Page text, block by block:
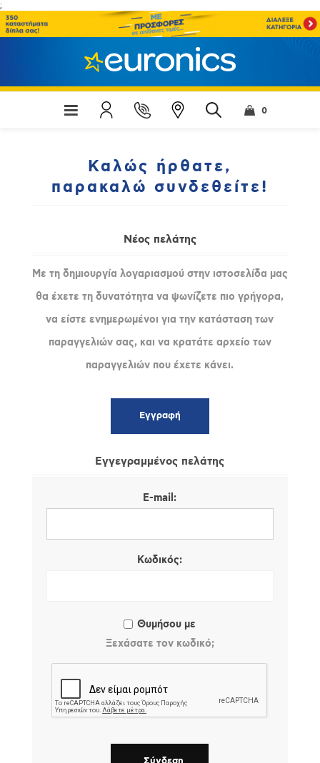
;
0
Καλώς ήρθατε,
παρακαλώ συνδεθείτε!
Νέος πελάτης
Με τη δημιουργία λογαριασμού στην ιστοσελίδα μας
θα έχετε τη δυνατότητα να ψωνίζετε πιο γρήγορα,
να είστε ενημερωμένοι για την κατάσταση των
παραγγελιών σας, και να κρατάτε αρχείο των
παραγγελιών που έχετε κάνει.
Εγγεγραμμένος πελάτης
E-mail:
Κωδικός:
Θυμήσου με
Ξεχάσατε τον κωδικό;